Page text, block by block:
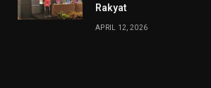
Rakyat
APRIL 12, 2026